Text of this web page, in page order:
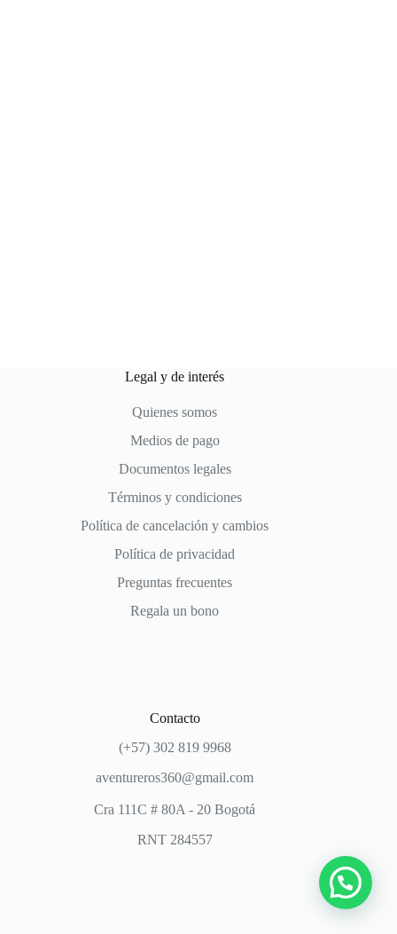
Legal y de interés
Quienes somos
Medios de pago
Documentos legales
Términos y condiciones
Política de cancelación y cambios
Política de privacidad
Preguntas frecuentes
Regala un bono
Contacto
(+57) 302 819 9968
aventureros360@gmail.com
Cra 111C # 80A - 20 Bogotá
RNT 284557